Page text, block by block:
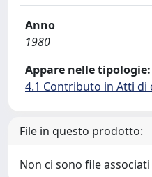
Anno
1980
Appare nelle tipologie:
4.1 Contributo in Atti di
File in questo prodotto:
Non ci sono file